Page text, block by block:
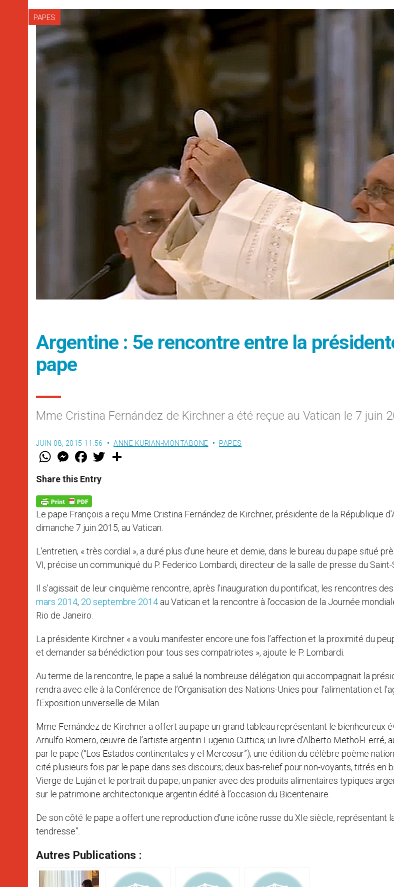
PAPES
Argentine : 5e rencontre entre la
pape
Mme Cristina Fernández de Kirchner a été reçue au Vatican le 7 juin
JUIN 08, 2015 11:56 ANNE KURIAN-MONTABONE PAPES
W
t
s
p
p
M
e
s
e
g
e
r
F
a
e
b
k
w
Share this Entry
Le pape François a reçu Mme Cristina Fernández de Kirchner, présidente de la République
dimanche 7 juin 2015, au Vatican.
L’entretien, « très cordial », a duré plus d’une heure et demie, dans le bureau du pape situé
VI, précise un communiqué du P. Federico Lombardi, directeur de la salle de presse du Saint-
Il s’agissait de leur cinquième rencontre, après l’inauguration du pontificat, les rencontres des
mars 2014, 20 septembre 2014 au Vatican et la rencontre à l’occasion de la Journée
Rio de Janeiro.
La présidente Kirchner « a voulu manifester encore une fois l’affection et la proximité du
et demander sa bénédiction pour tous ses compatriotes », ajoute le P. Lombardi.
Au terme de la rencontre, le pape a salué la nombreuse délégation qui accompagnait la
rendra avec elle à la Conférence de l’Organisation des Nations-Unies pour l’alimentation et
l’Exposition universelle de Milan.
Mme Fernández de Kirchner a offert au pape un grand tableau représentant le bienheureux
Arnulfo Romero, œuvre de l’artiste argentin Eugenio Cuttica; un livre d’Alberto Methol-Ferré,
par le pape (“Los Estados continentales y el Mercosur”); une édition du célèbre poème
cité plusieurs fois par le pape dans ses discours; deux bas-relief pour non-voyants, titrés en
Vierge de Luján et le portrait du pape; un panier avec des produits alimentaires typiques
sur le patrimoine architectonique argentin édité à l’occasion du Bicentenaire.
De son côté le pape a offert une reproduction d’une icône russe du XIe siècle, représentant
tendresse”.
Autres Publications :